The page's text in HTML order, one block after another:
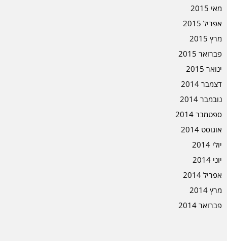
מאי 2015
אפריל 2015
מרץ 2015
פברואר 2015
ינואר 2015
דצמבר 2014
נובמבר 2014
ספטמבר 2014
אוגוסט 2014
יולי 2014
יוני 2014
אפריל 2014
מרץ 2014
פברואר 2014